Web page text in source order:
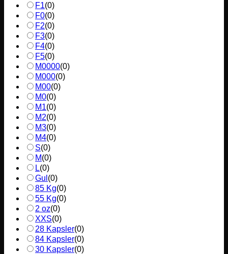
F1(0)
F0(0)
F2(0)
F3(0)
F4(0)
F5(0)
M0000(0)
M000(0)
M00(0)
M0(0)
M1(0)
M2(0)
M3(0)
M4(0)
S(0)
M(0)
L(0)
Gul (0)
85 Kg(0)
55 Kg(0)
2 oz(0)
XXS(0)
28 Kapsler(0)
84 Kapsler(0)
30 Kapsler(0)